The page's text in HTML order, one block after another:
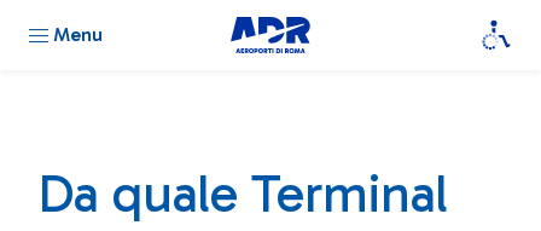
Menu
Da quale Terminal